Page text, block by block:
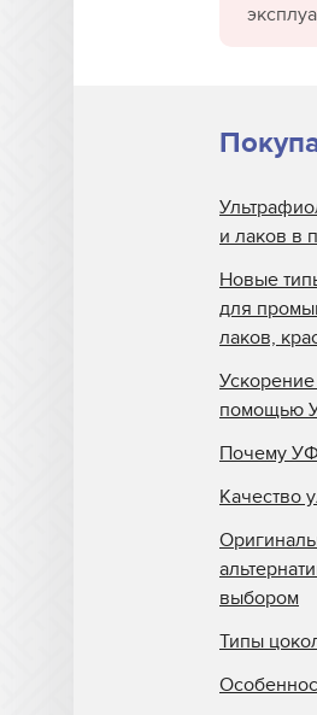
и лаков в
Новые
для
лаков,
помощью
Почему УФ
Качество
выбором
Типы